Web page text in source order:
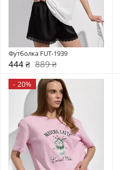
Футболка FUT-1939
444 ₴ 889 ₴
- 20%